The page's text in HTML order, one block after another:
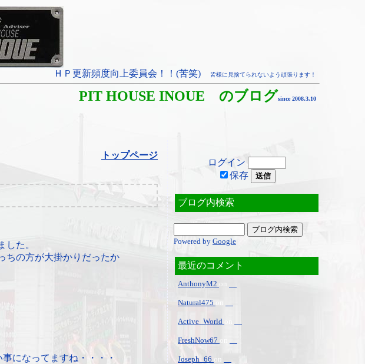
ＨＰ更新頻度向上委員会！！(苦笑) 皆様に見捨てられないよう頑張ります！
PIT HOUSE INOUE のブログsince 2008.3.10
トップページ
た。
ちの方が大掛かりだったか
になってますね・・・・
ログイン
保存
ブログ内検索
Powered by Google
最近のコメント
AnthonyM2 on
Natural475 on
Active_World
FreshNow67 on
Joseph_66 on